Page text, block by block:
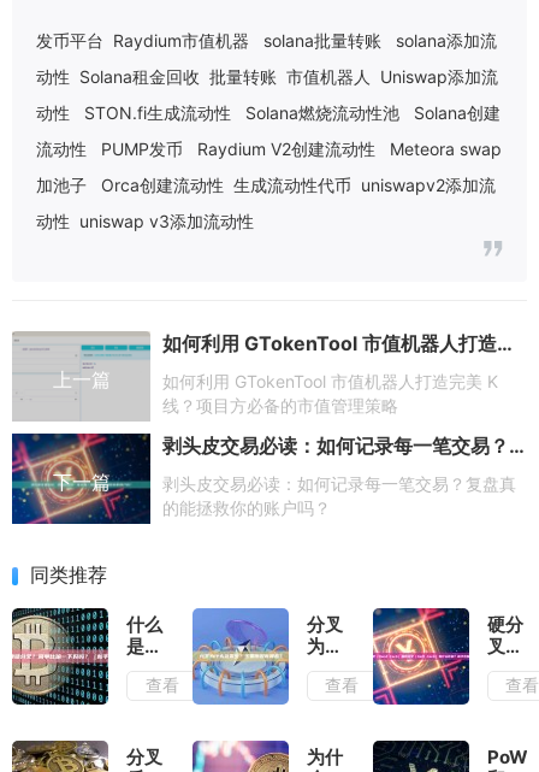
发币平台 Raydium市值机器 solana批量转账
solana添加流
动性 Solana租金回收 批量转账 市值机器人
Uniswap添加流
动性
STON.fi生成流动性 Solana燃烧流动性池
Solana创建
流动性
PUMP发币 Raydium V2创建流动性
Meteora swap
加池子
Orca创建流动性 生成流动性代币 uniswapv2添加流
动性 uniswap v3添加流动性
上一篇
如何利用 GTokenTool 市值机器人打造完美 K 线？项目方必备的市值管理策略
如何利用 GTokenTool 市值机器人打造完美 K
线？项目方必备的市值管理策略
下一篇
剥头皮交易必读：如何记录每一笔交易？复盘真的能拯救你的账户吗？
剥头皮交易必读：如何记录每一笔交易？复盘真
的能拯救你的账户吗？
同类推荐
什么
是区
块链
比喻
查看
分叉
为什
么会
原因
查看
硬分
叉
（
Fork
（
查看
分叉
为什
PoW